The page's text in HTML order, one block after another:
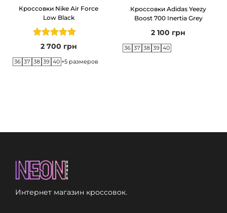
Кроссовки Nike Air Force
Low Black
2 700 грн
36 37 38 39 40 +5 размеров
Кроссовки Adidas Yeezy
Boost 700 Inertia Grey
2 100 грн
36 37 38 39 40
Интернет магазин кроссовок.